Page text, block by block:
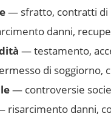
— sfratto, contratti di
danni,
— testamento,
di soggiorno,
— controversie
risarcimento danni,